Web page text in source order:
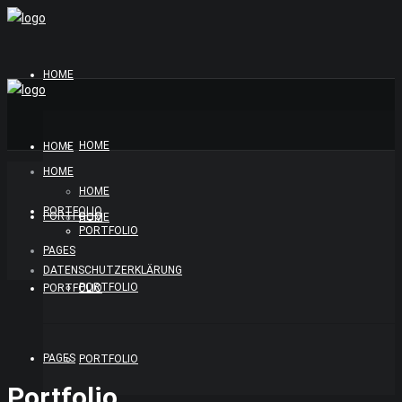
HOME
HOME
PORTFOLIO
PORTFOLIO
PAGES
HOME
HOME
PORTFOLIO
PORTFOLIO
HOME
HOME
PORTFOLIO
PORTFOLIO
PAGES
DATENSCHUTZERKLÄRUNG